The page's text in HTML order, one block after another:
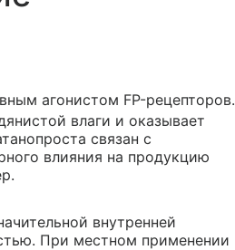
агонистом FP-рецепторов.
влаги и оказывает
связан с
влияния на продукцию
внутренней
При местном применении